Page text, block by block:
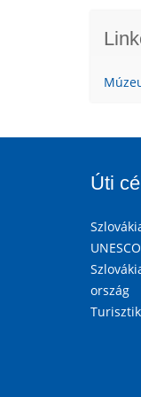
Úti
UNESCO
ország